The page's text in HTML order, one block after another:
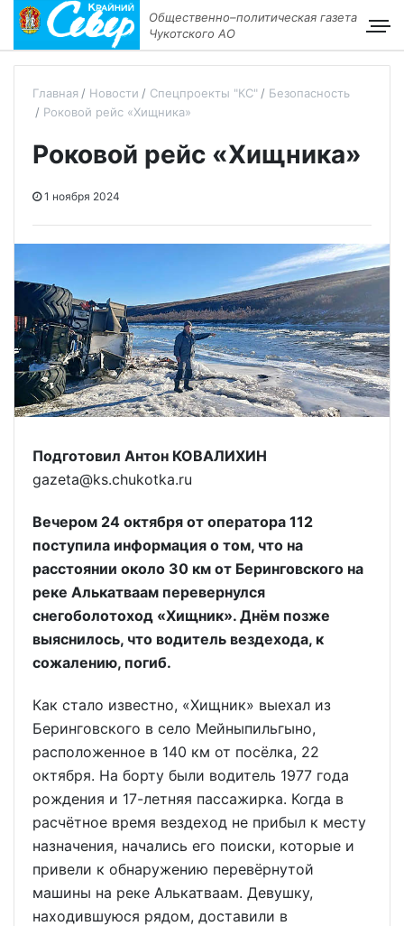
Общественно–политическая газета
Чукотского АО
Главная Новости Спецпроекты "КС"
Безопасность
Роковой рейс «Хищника»
Роковой рейс «Хищника»
1 ноября 2024
Подготовил Антон КОВАЛИХИН
gazeta@ks.chukotka.ru
Вечером 24 октября от оператора 112
поступила информация о том, что на
расстоянии около 30 км от Беринговского на
реке Алькатваам перевернулся
снегоболотоход «Хищник». Днём позже
выяснилось, что водитель вездехода, к
сожалению, погиб.
Как стало известно, «Хищник» выехал из
Беринговского в село Мейныпильгыно,
расположенное в 140 км от посёлка, 22
октября. На борту были водитель 1977 года
рождения и 17-летняя пассажирка. Когда в
расчётное время вездеход не прибыл к месту
назначения, начались его поиски, которые и
привели к обнаружению перевёрнутой
машины на реке Алькатваам. Девушку,
находившуюся рядом, доставили в